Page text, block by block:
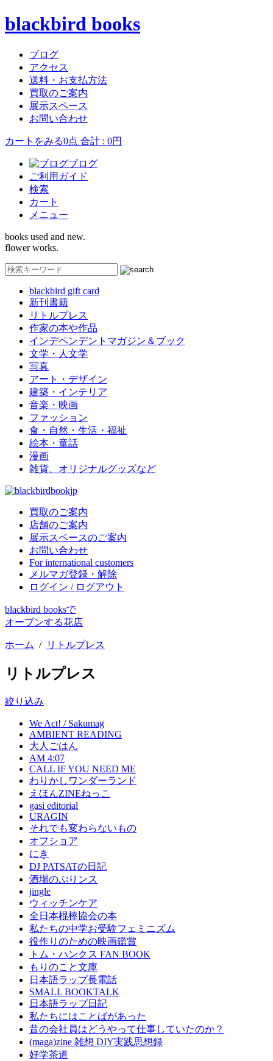
blackbird books
ブログ
アクセス
送料・お支払方法
買取のご案内
展示スペース
お問い合わせ
カートをみる0点 合計 : 0円
ブログ
ご利用ガイド
検索
カート
メニュー
books used and new.
flower works.
blackbird gift card
新刊書籍
リトルプレス
作家の本や作品
インデペンデントマガジン＆ブック
文学・人文学
写真
アート・デザイン
建築・インテリア
音楽・映画
ファッション
食・自然・生活・福祉
絵本・童話
漫画
雑貨、オリジナルグッズなど
買取のご案内
店舗のご案内
展示スペースのご案内
お問い合わせ
For international customers
メルマガ登録・解除
ログイン / ログアウト
blackbird booksで
オープンする花店
ホーム / リトルプレス
リトルプレス
絞り込み
We Act! / Sakumag
AMBIENT READING
大人ごはん
AM 4:07
CALL IF YOU NEED ME
わりかしワンダーランド
えほんZINEねっこ
gasi editorial
URAGIN
それでも変わらないもの
オフショア
にき
DJ PATSATの日記
酒場のぷりンス
jingle
ウィッチンケア
全日本棍棒協会の本
私たちの中学お受験フェミニズム
役作りのための映画鑑賞
トム・ハンクス FAN BOOK
もりのこと文庫
日本語ラップ長電話
SMALL BOOKTALK
日本語ラップ日記
私たちにはことばがあった
昔の会社員はどうやって仕事していたのか？
(maga)zine 雑想 DIY実践思想録
好学茶道